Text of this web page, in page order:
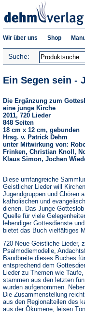
Wir über uns Shop
Suche:
Ein Segen sein -
Die Ergänzung zum
eine junge Kirche
2011, 720 Lieder
848 Seiten
18 cm x 12 cm, gebunden
Hrsg. v. Patrick Dehm
unter Mitwirkung von:
Frinken, Christian Knoll,
Klaus Simon, Jochen
Diese umfangreiche
Geistlicher Lieder will
Jugendgruppen und Chören
katholischen und
dienen. Das Junge
Quelle für viele
lebendiger Gottesdienste
bietet das Buch vielfältiges
720 Neue Geistliche Lieder,
Psalmodiemodelle,
Bandbreite dieses Buches
entsprechend dem
Lieder zu Themen wie
stammen aus den letzten
wurden aufgenommen.
Die Zusammenstellung
aus den Regionalteilen des
aus der Ökumene, leisen